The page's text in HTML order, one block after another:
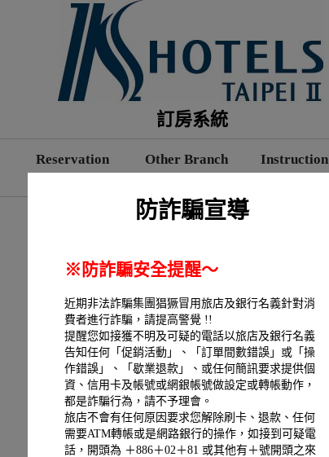
訂房系統
Reservation Other Branch Instruction
防詐騙宣導
※防詐騙安全提醒～
近期非法詐騙集團猖獗冒用旅店及銀行名義針對消
費者進行詐騙，請提高警覺 !!
提醒您如接獲不明及可疑的電話以旅店及銀行名義
告知任何「促銷活動」、「訂單間數錯誤」或「操
作錯誤」、「歇業退款」、或任何簡訊要求提供個
資、信用卡及帳號或網銀帳號做設定或轉帳動作，
都是詐騙行為，請不予理會。
旅店不會有任何原因要求您解除刷卡、退款、任何
需要ATM轉帳或是網路銀行的操作，如接到可疑電
話，開頭為 ＋886＋02＋81 或其他有＋號開頭之來